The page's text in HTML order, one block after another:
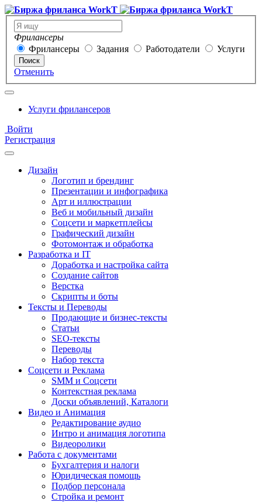
Фрилансеры
Фрилансеры
Задания Работодатели Услуги
Поиск
Отменить
Услуги фрилансеров
Войти
Регистрация
Дизайн
Логотип и брендинг
Презентации и инфографика
Арт и иллюстрации
Веб и мобильный дизайн
Соцсети и маркетплейсы
Графический дизайн
Фотомонтаж и обработка
Разработка и IT
Доработка и настройка сайта
Создание сайтов
Верстка
Скрипты и боты
Тексты и Переводы
Продающие и бизнес-тексты
Статьи
SEO-тексты
Переводы
Набор текста
Соцсети и Реклама
SMM и Соцсети
Контекстная реклама
Доски объявлений, Каталоги
Видео и Анимация
Редактирование аудио
Интро и анимация логотипа
Видеоролики
Работа с документами
Бухгалтерия и налоги
Юридическая помощь
Подбор персонала
Стройка и ремонт